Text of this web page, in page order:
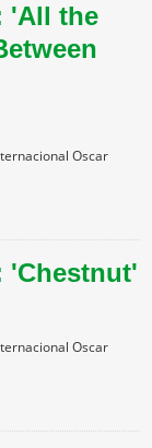
'All the
Oscar
'Chestnut'
Oscar